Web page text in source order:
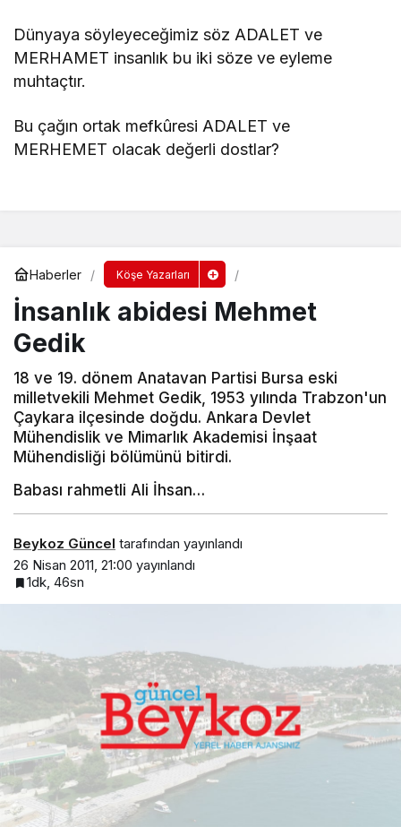
Dünyaya söyleyeceğimiz söz ADALET ve
MERHAMET insanlık bu iki söze ve eyleme
muhtaçtır.
Bu çağın ortak mefkûresi ADALET ve
MERHEMET olacak değerli dostlar?
Haberler Köşe Yazarları
İnsanlık abidesi Mehmet
Gedik
18 ve 19. dönem Anatavan Partisi Bursa eski
milletvekili Mehmet Gedik, 1953 yılında Trabzon'un
Çaykara ilçesinde doğdu. Ankara Devlet
Mühendislik ve Mimarlık Akademisi İnşaat
Mühendisliği bölümünü bitirdi.
Babası rahmetli Ali İhsan…
Beykoz Güncel tarafından yayınlandı
26 Nisan 2011, 21:00 yayınlandı
1dk, 46sn